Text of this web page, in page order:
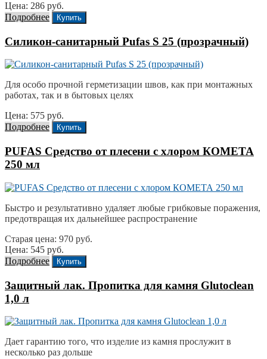
Цена: 286 руб.
Подробнее
Купить
Силикон-санитарный Pufas S 25 (прозрачный)
Для особо прочной герметизации швов, как при монтажных
работах, так и в бытовых целях
Цена: 575 руб.
Подробнее
Купить
PUFAS Средство от плесени с хлором КОМЕТА
250 мл
Быстро и результативно удаляет любые грибковые поражения,
предотвращая их дальнейшее распространение
Старая цена: 970 руб.
Цена: 545 руб.
Подробнее
Купить
Защитный лак. Пропитка для камня Glutoclean
1,0 л
Дает гарантию того, что изделие из камня прослужит в
несколько раз дольше